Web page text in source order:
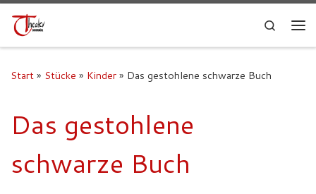
Search
Start» Stücke » Kinder» Das gestohlene schwarze Buch
Das gestohlene
schwarze Buch